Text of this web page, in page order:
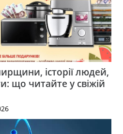
історії людей,
що читайте у свіжій